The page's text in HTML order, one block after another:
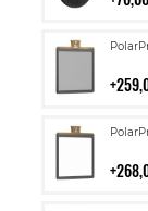
Lisää
Lisää